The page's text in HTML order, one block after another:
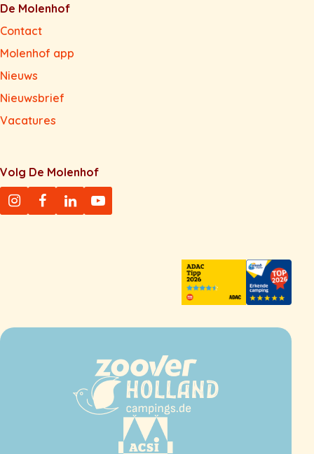
De Molenhof
Contact
Molenhof app
Nieuws
Nieuwsbrief
Vacatures
Volg De Molenhof